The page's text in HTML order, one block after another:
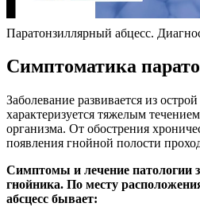
Паратонзиллярный абцесс.
Симптоматика
Заболевание развивается из
характеризуется тяжелым
организма. От обострения
появления гнойной полости
Симптомы и лечение патологии
гнойника. По месту
абсцесс бывает: